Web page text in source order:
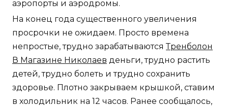
аэропорты и аэродромы.
На конец года существенного увеличения
просрочки не ожидаем. Просто времена
непростые, трудно зарабатываютсяТренболон
В Магазине Николаев деньги, трудно растить
детей, трудно болеть и трудно сохранить
здоровье. Плотно закрываем крышкой, ставим
в холодильник на 12 часов. Ранее сообщалось,